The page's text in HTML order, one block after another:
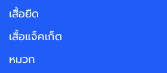
เสื้อยืด
เสื้อแจ็คเก็ต
หมวก